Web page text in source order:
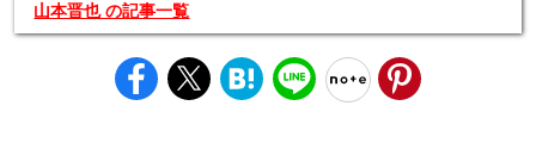
山本晋也 の記事一覧